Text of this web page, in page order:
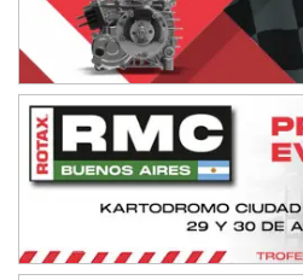
IAME SERIES ARGENTINA 6
Ramiro Tot (Asfalto)
Baradero (Buenos Aires)
KDO - F6
Ciudad de Trenque Lauquen (Asfalto)
Trenque Lauquen (Buenos Aires)
ENTRERRIANO - F6 (POSTERGADA)
Parque de la Velocidad (Asfalto)
Villaguay (Entre Ríos)